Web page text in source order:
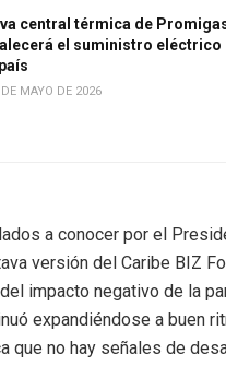
central térmica de
el suministro eléctrico
MAYO DE 2026
a conocer por el
versión del Caribe BIZ
impacto negativo de la
expandiéndose a buen
que no hay señales de